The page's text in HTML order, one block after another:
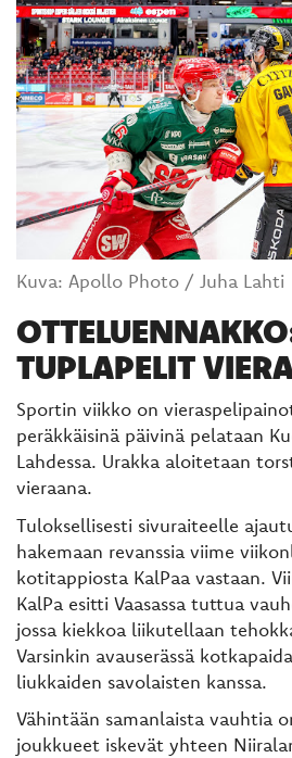
Kuva: Apollo Photo / Juha Lahti
TUPLAPELIT
Sportin viikko on
peräkkäisinä päivinä pelataan
Lahdessa. Urakka aloitetaan
vieraana.
Tuloksellisesti sivuraiteelle
hakemaan revanssia viime
kotitappiosta KalPaa vastaan.
KalPa esitti Vaasassa tuttua
jossa kiekkoa liikutellaan
Varsinkin avauserässä
liukkaiden savolaisten kanssa.
Vähintään samanlaista vauhtia
joukkueet iskevät yhteen